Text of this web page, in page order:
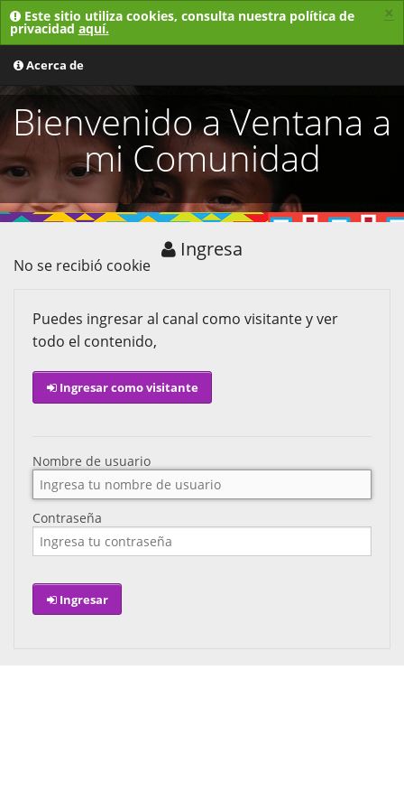
Este sitio utiliza cookies, consulta nuestra política de
privacidad aquí.
×
MENU
Acerca de
Bienvenido a Ventana a
mi Comunidad
Ingresa
No se recibió cookie
Puedes ingresar al canal como visitante y ver
todo el contenido,
Ingresar como visitante
Nombre de usuario
Contraseña
Ingresar